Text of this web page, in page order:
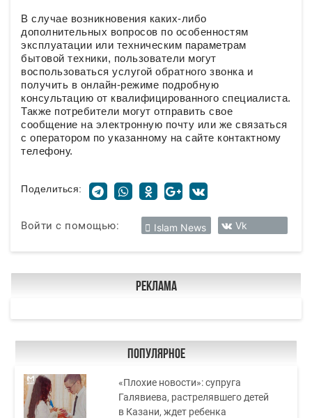
В случае возникновения каких-либо
дополнительных вопросов по особенностям
эксплуатации или техническим параметрам
бытовой техники, пользователи могут
воспользоваться услугой обратного звонка и
получить в онлайн-режиме подробную
консультацию от квалифицированного специалиста.
Также потребители могут отправить свое
сообщение на электронную почту или же связаться
с оператором по указанному на сайте контактному
телефону.
Поделиться:
Войти с помощью: Islam News Vk
Реклама
Популярное
«Плохие новости»: супруга
Галявиева, растрелявшего детей
в Казани, ждет ребенка